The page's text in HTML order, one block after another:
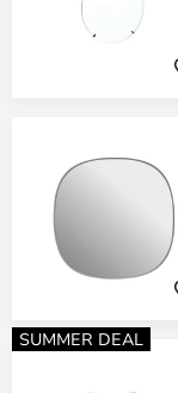
SUMMER DEAL